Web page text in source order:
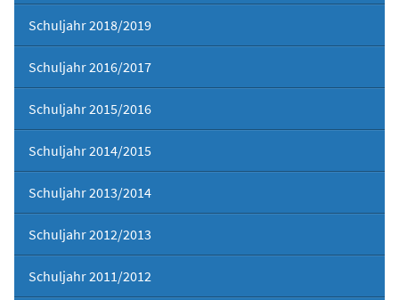
Schuljahr 2018/2019
Schuljahr 2016/2017
Schuljahr 2015/2016
Schuljahr 2014/2015
Schuljahr 2013/2014
Schuljahr 2012/2013
Schuljahr 2011/2012